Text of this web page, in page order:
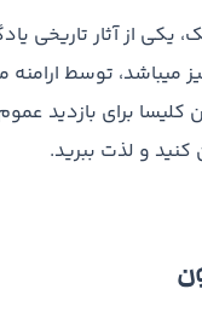
یکی از آثار
می­باشد، توسط
کلیسا برای بازدید
و لذت ببرید.